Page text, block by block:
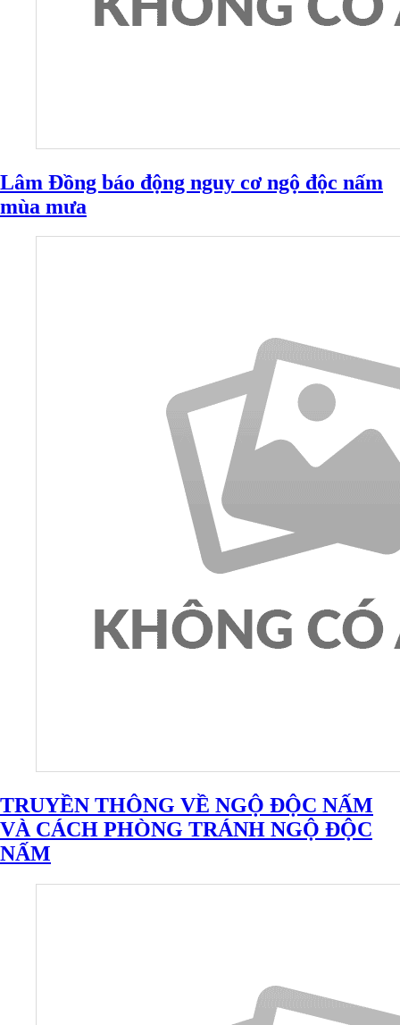
Lâm Đồng báo động nguy cơ ngộ độc nấm
mùa mưa
TRUYỀN THÔNG VỀ NGỘ ĐỘC NẤM
VÀ CÁCH PHÒNG TRÁNH NGỘ ĐỘC
NẤM